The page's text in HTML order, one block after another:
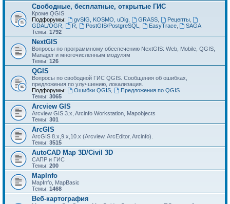
Свободные, бесплатные, открытые ГИС
Кроме QGIS
Подфорумы:
gvSIG, KOSMO, uDig, GRASS, Рецепты,
GDAL/OGR
R PostGIS/PostgreSQL EasyTrace,
SAGA
Темы: 1792
NextGIS
Вопросы по программному обеспечению NextGIS: Web, Mobile, QGIS,
Manager и многочисленным модулям
Темы: 126
QGIS
Вопросы по свободной ГИС QGIS. Сообщения об ошибках,
предложения по улучшению, локализация.
Подфорумы:
Ошибки QGIS,
Предложения по QGIS
Темы: 3065
Arcview GIS
Arcview GIS 3.x, Arcinfo Workstation, Mapobjects
Темы: 301
ArcGIS
ArcGIS 8.x,9.x,10.x (Arcview, ArcEditor, Arcinfo).
Темы: 3515
AutoCAD Map 3D/Civil 3D
САПР и ГИС
Темы: 200
MapInfo
MapInfo, MapBasic
Темы: 1468
Веб-картография